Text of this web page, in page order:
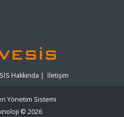
Hakkında | İletişim
Yönetim Sistemi
© 2026